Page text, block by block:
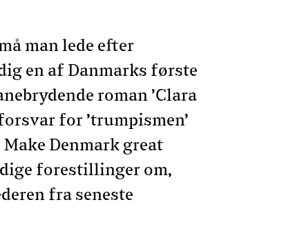
man lede efter
en af Danmarks første
roman ’Clara
for ’trumpismen’
Denmark great
forestillinger om,
fra seneste